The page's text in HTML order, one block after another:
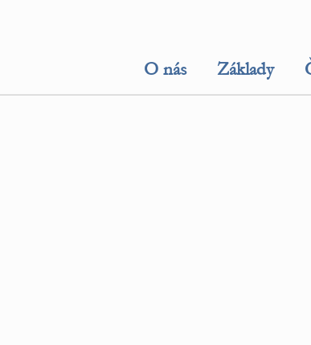
O nás Základy